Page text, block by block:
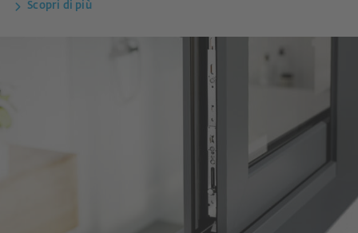
Scopri di più